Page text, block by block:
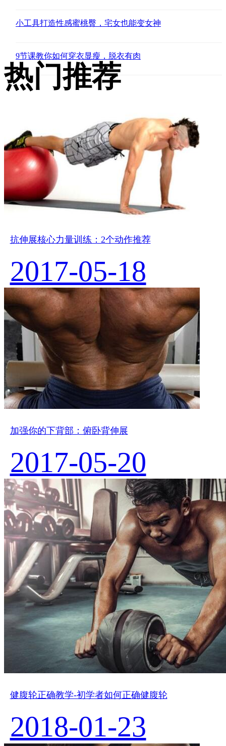
小工具打造性感蜜桃臀，宅女也能变女神
9节课教你如何穿衣显瘦，脱衣有肉
热门推荐
抗伸展核心力量训练：2个动作推荐
2017-05-18
加强你的下背部：俯卧背伸展
2017-05-20
健腹轮正确教学-初学者如何正确健腹轮
2018-01-23